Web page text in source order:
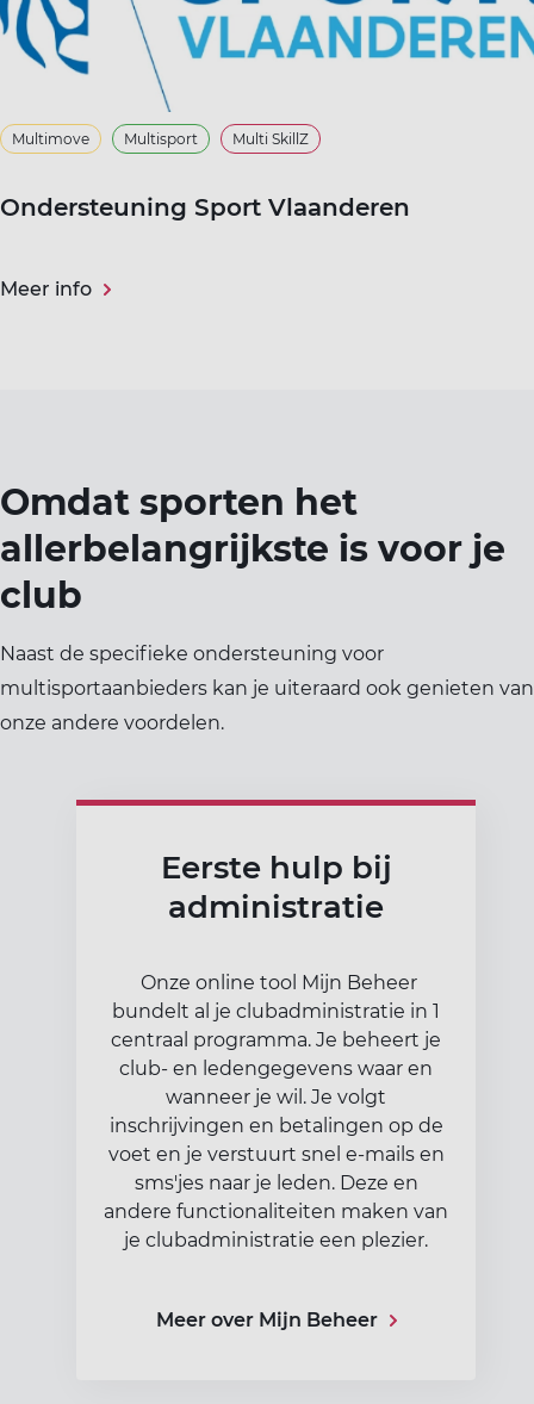
Multimove Multisport Multi SkillZ
Ondersteuning Sport Vlaanderen
Meer info
Omdat sporten het
allerbelangrijkste is voor je
club
Naast de specifieke ondersteuning voor
multisportaanbieders kan je uiteraard ook genieten van
onze andere voordelen.
Eerste hulp bij
administratie
Onze online tool Mijn Beheer
bundelt al je clubadministratie in 1
centraal programma. Je beheert je
club- en ledengegevens waar en
wanneer je wil. Je volgt
inschrijvingen en betalingen op de
voet en je verstuurt snel e-mails en
sms'jes naar je leden. Deze en
andere functionaliteiten maken van
je clubadministratie een plezier.
Meer over Mijn Beheer